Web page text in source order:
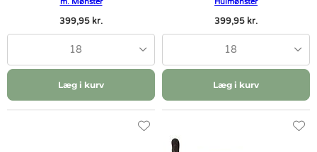
399,95 kr.
18
Læg i kurv
399,95 kr.
18
Læg i kurv